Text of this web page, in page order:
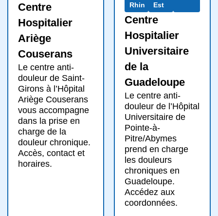
Centre
Hospitalier
Ariège
Couserans
Le centre anti-
douleur de Saint-
Girons à l’Hôpital
Ariège Couserans
vous accompagne
dans la prise en
charge de la
douleur chronique.
Accès, contact et
horaires.
Rhin
Est
Centre
Hospitalier
Universitaire
de la
Guadeloupe
Le centre anti-
douleur de l’Hôpital
Universitaire de
Pointe-à-
Pitre/Abymes
prend en charge
les douleurs
chroniques en
Guadeloupe.
Accédez aux
coordonnées.